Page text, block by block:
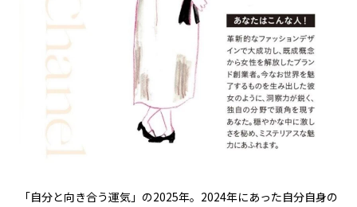
「自分と向き合う運気」の2025年。 2024年にあった自分自身の